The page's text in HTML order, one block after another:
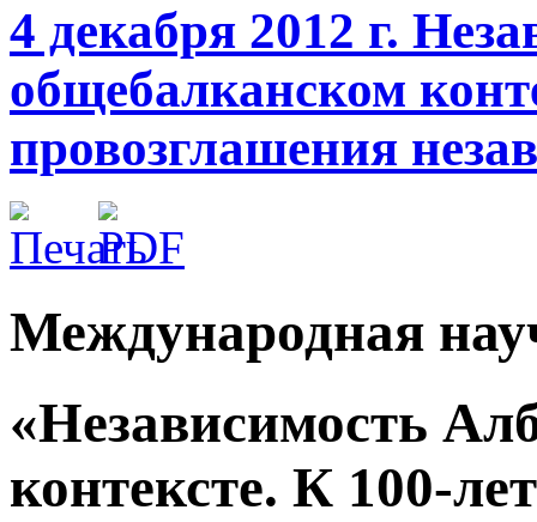
4 декабря 2012 г.
общебалканском
провозглашения
Международная
«Независимость
контексте. К 100-